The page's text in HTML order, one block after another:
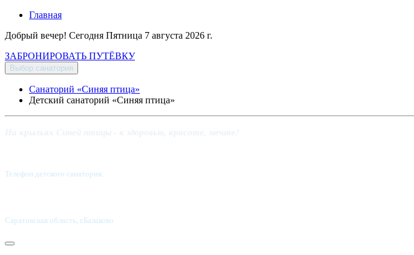
Главная
Добрый вечер! Сегодня Пятница 7 августа 2026 г.
ЗАБРОНИРОВАТЬ ПУТЁВКУ
Выбор санатория
Санаторий «Синяя птица»
Детский санаторий «Синяя птица»
Телефон детского санатория:
Саратовская область, г.Балаково